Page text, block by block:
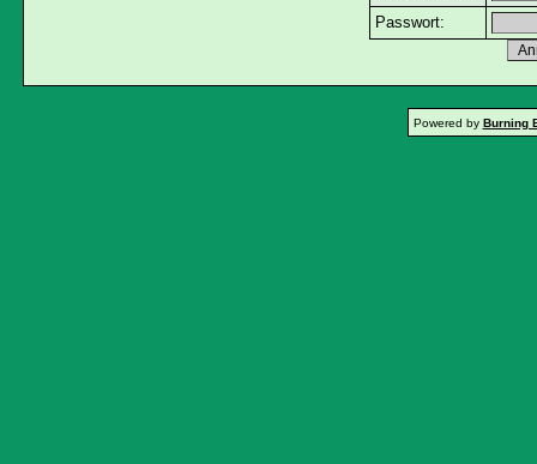
Passwort:
Powered by Burning